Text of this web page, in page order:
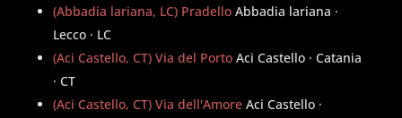
(Abbadia lariana, LC) Pradello Abbadia lariana ·
Lecco · LC
(Aci Castello, CT) Via del Porto Aci Castello · Catania
· CT
(Aci Castello, CT) Via dell'Amore Aci Castello ·